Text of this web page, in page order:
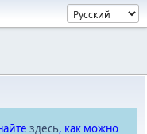
здесь, как можно